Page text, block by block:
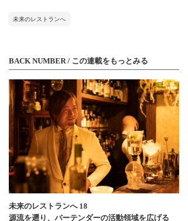
未来のレストランへ
BACK NUMBER / この連載をもっとみる
未来のレストランへ 18
源流を遡り、バーテンダーの活動領域を広げる